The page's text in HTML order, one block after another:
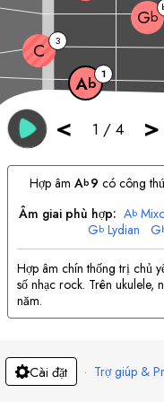
< 1 / 4 >
Ab 1
C 3
Gb
Hợp âmAb9 có công
Âm giai phù hợp: Ab
Gb Lydian G
Hợp âm chín thống trị chủ
số nhạc rock. Trên
năm.
Cài đặt · Trợ giúp &